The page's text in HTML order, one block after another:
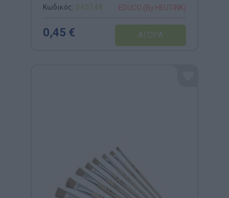
Κωδικός: 040148 EDUCO (By HEUTINK)
0,45 €